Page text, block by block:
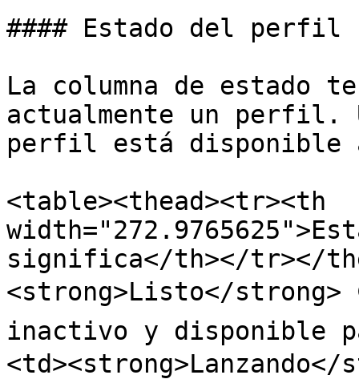
#### Estado del perfil
La columna de estado
actualmente un
perfil está disponible
<table><thead><tr><th
significa</th></tr></
<strong>Listo</
inactivo y disponible